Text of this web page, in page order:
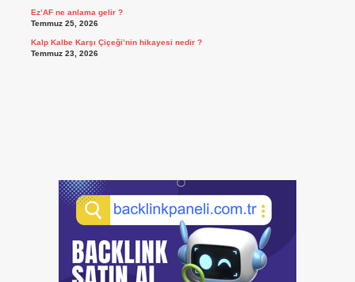
Ez’AF ne anlama gelir ?
Temmuz 25, 2026
Kalp Kalbe Karşı Çiçeği’nin hikayesi nedir ?
Temmuz 23, 2026